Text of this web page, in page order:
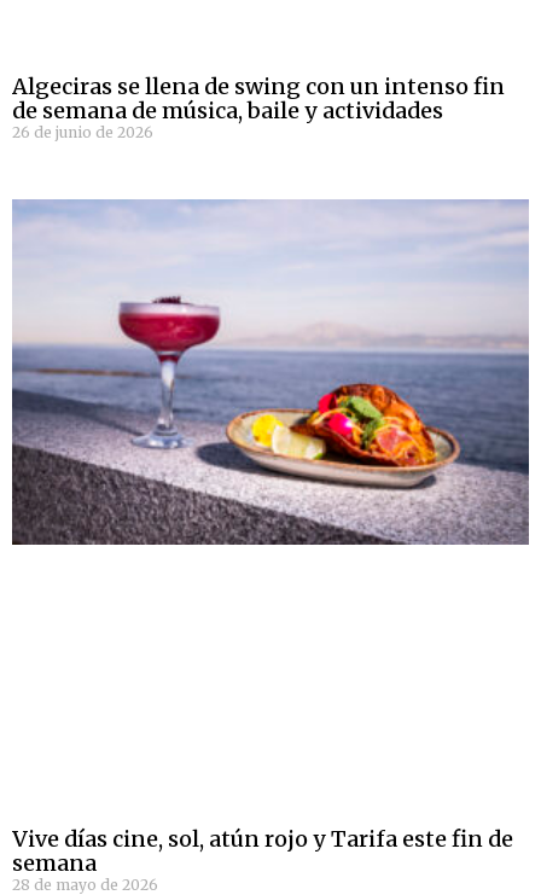
Algeciras se llena de swing con un intenso fin
de semana de música, baile y actividades
26 de junio de 2026
Vive días cine, sol, atún rojo y Tarifa este fin de
semana
28 de mayo de 2026